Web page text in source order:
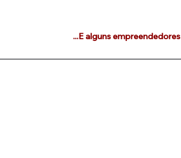
...E alguns